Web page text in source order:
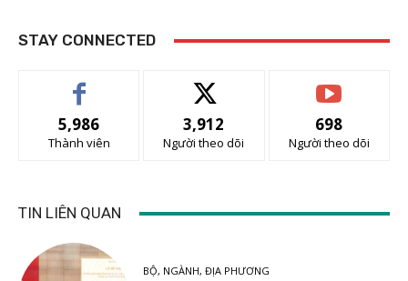
STAY CONNECTED
5,986
Thành viên
3,912
Người theo dõi
698
Người theo dõi
TIN LIÊN QUAN
BỘ, NGÀNH, ĐỊA PHƯƠNG